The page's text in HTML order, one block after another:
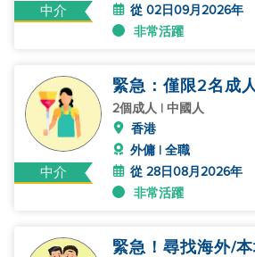
中介
從 02日09月2026年
非常活躍
中介
緊急：僅限2名成
2個成人 | 中國人
香港
外傭 | 全職
從 28日08月2026年
非常活躍
緊急！尋找海外/